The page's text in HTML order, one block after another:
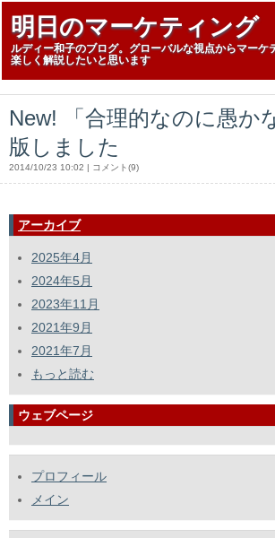
明日のマーケティング
ルディー和子のブログ。グローバルな視点からマーケ
楽しく解説したいと思います
New! 「合理的なのに愚か
版しました
2014/10/23 10:02 コメント(9)
アーカイブ
2025年4月
2024年5月
2023年11月
2021年9月
2021年7月
もっと読む
ウェブページ
プロフィール
メイン